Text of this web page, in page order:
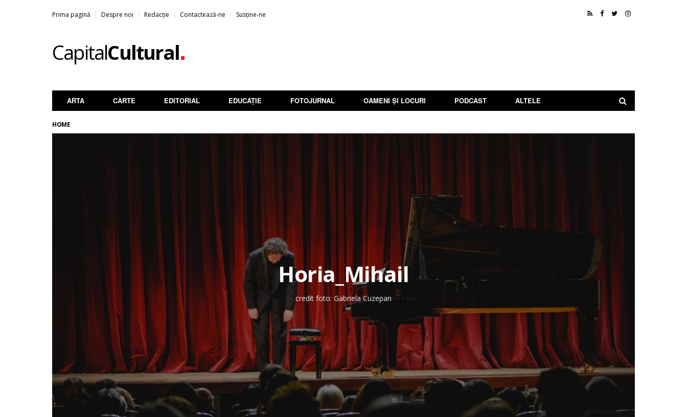
Prima pagină Despre noi Redacție Contactează-ne Susține-ne
CapitalCultural.
ARTA CARTE EDITORIAL EDUCAȚIE FOTOJURNAL OAMENI ȘI LOCURI PODCAST ALTELE
HOME
Horia_Mihail
credit foto: Gabriela Cuzepan